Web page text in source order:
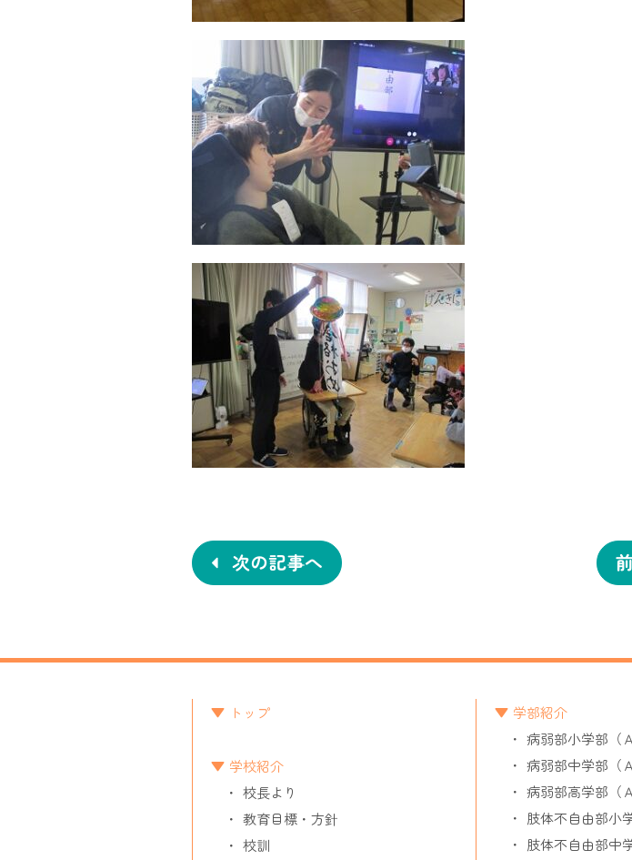
稿
ナ
ゲ
ー
シ
ョ
ン
次の記事へ
トップ
学校紹介
校長より
教育目標・方針
校訓
学部紹介
病弱部小学部（Ａ
病弱部中学部（Ａ
病弱部高学部（Ａ
肢体不自由部小
肢体不自由部中